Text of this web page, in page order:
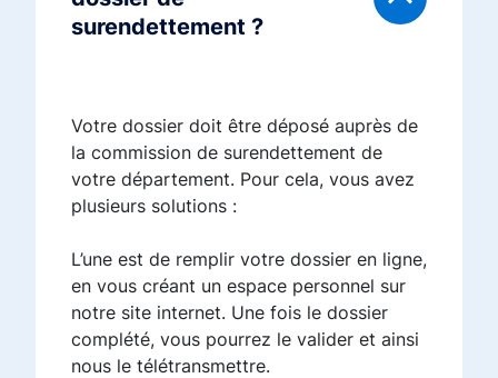
surendettement ?
Votre dossier doit être déposé auprès de
la commission de surendettement de
votre département. Pour cela, vous avez
plusieurs solutions :
L’une est de remplir votre dossier en ligne,
en vous créant un espace personnel sur
notre site internet. Une fois le dossier
complété, vous pourrez le valider et ainsi
nous le télétransmettre.